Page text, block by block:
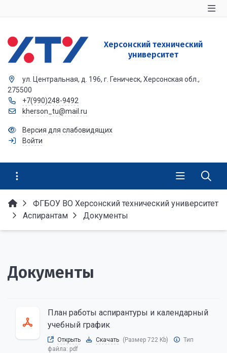
Херсонский технический
университет
ул. Центральная, д. 196, г. Геническ, Херсонская обл.,
275500
+7(990)248-9492
kherson_tu@mail.ru
Версия для слабовидящих
Войти
ФГБОУ ВО Херсонский технический университет
Аспирантам
Документы
Документы
План работы аспирантуры и календарный
учебный график
Открыть Скачать (Размер 722 Kb)
Тип
файла: pdf